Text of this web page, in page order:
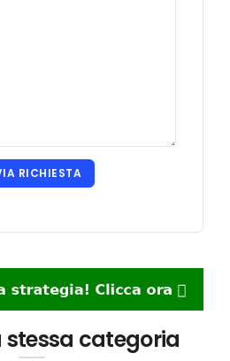
RICHIESTA
stessa categoria